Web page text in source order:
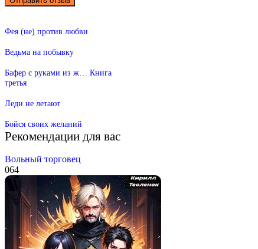
Фея (не) против любви
Ведьма на побывку
Бафер с руками из ж… Книга
третья
Леди не летают
Бойся своих желаний
Рекомендации для вас
Вольный торговец
064